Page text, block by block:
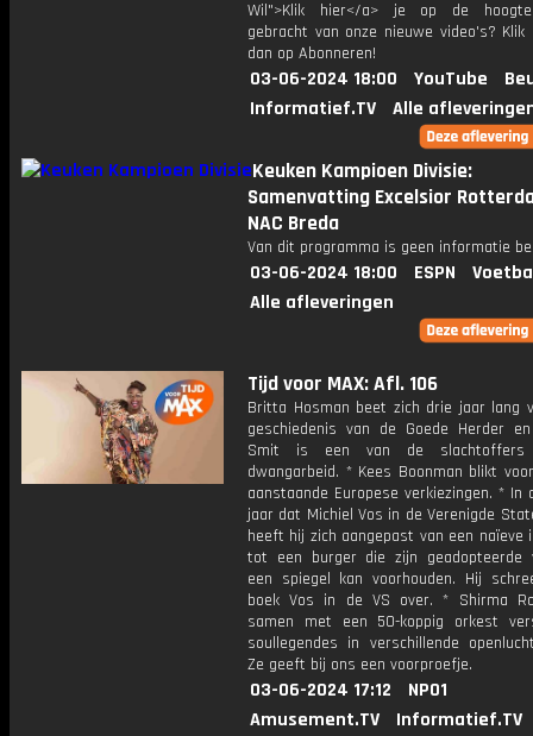
Wil">Klik hier</a> je op de
gebracht van onze nieuwe video's? Klik
dan op Abonneren!
03-06-2024 18:00 YouTube
Informatief.TV
Alle
Keuken Kampioen Divisie:
Samenvatting Excelsior
NAC Breda
Van dit programma is geen informatie
03-06-2024 18:00 ESPN
Alle afleveringen
Tijd voor MAX: Afl. 106
Britta Hosman beet zich drie jaar lang
geschiedenis van de Goede Herder
Smit is een van de
dwangarbeid. * Kees Boonman blikt
aanstaande Europese verkiezingen. * In
jaar dat Michiel Vos in de Verenigde
heeft hij zich aangepast van een naïeve
tot een burger die zijn geadopteerde
een spiegel kan voorhouden. Hij
boek Vos in de VS over. * Shirma
samen met een 50-koppig orkest
soullegendes in verschillende
Ze geeft bij ons een voorproefje.
03-06-2024 17:12
NPO1
Amusement.TV
Informatief.TV